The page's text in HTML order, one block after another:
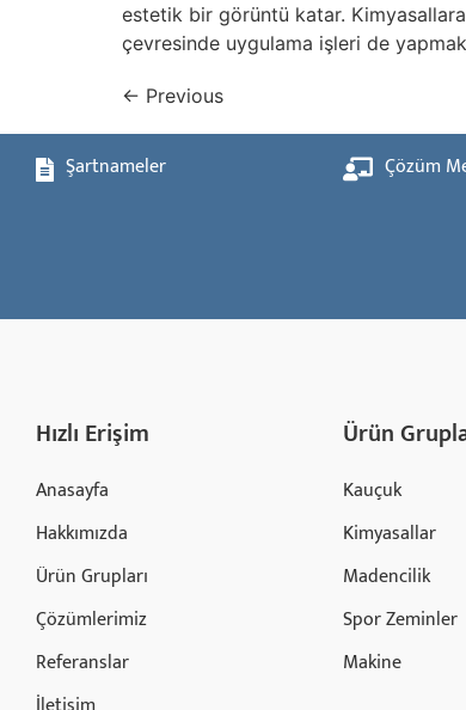
estetik bir görüntü katar. Kimyasallara
çevresinde uygulama işleri de
← Previous
Şartnameler Çözüm
Hızlı Erişim
Anasayfa
Hakkımızda
Ürün Grupları
Çözümlerimiz
Referanslar
Ürün
Kauçuk
Kimyasallar
Madencilik
Spor Zeminler
Makine